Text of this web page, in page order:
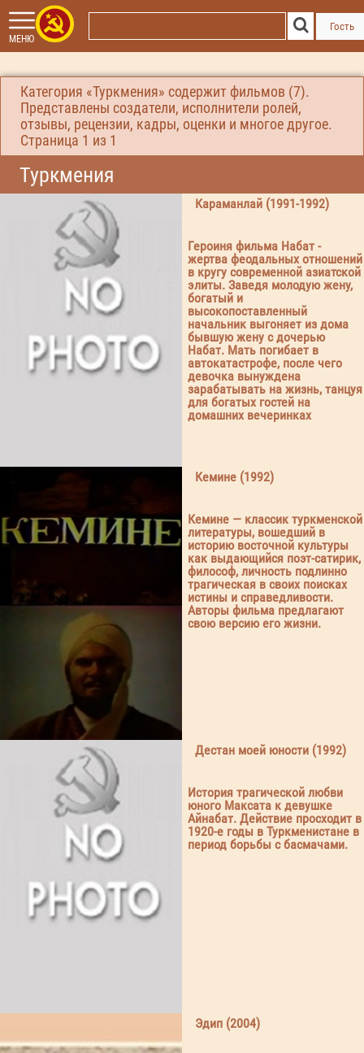
МЕНЮ
Гость
Категория «Туркмения» содержит фильмов (7).
Представлены создатели, исполнители ролей,
отзывы, рецензии, кадры, оценки и многое другое.
Страница 1 из 1
Туркмения
Караманлай (1991-1992)
Героиня фильма Набат -
жертва феодальных отношений
в кругу современной азиатской
элиты. Заведя молодую жену,
богатый и
высокопоставленный
начальник выгоняет из дома
бывшую жену с дочерью
Набат. Мать погибает в
автокатастрофе, после чего
девочка вынуждена
зарабатывать на жизнь, танцуя
для богатых гостей на
домашних вечеринках
Кемине (1992)
Кемине — классик туркменской
литературы, вошедший в
историю восточной культуры
как выдающийся поэт-сатирик,
философ, личность подлинно
трагическая в своих поисках
истины и справедливости.
Авторы фильма предлагают
свою версию его жизни.
Дестан моей юности (1992)
История трагической любви
юного Максата к девушке
Айнабат. Действие просходит в
1920-е годы в Туркменистане в
период борьбы с басмачами.
Эдип (2004)